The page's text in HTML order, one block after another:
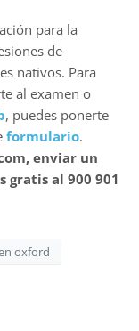
para la
de
nativos. Para
al examen o
, puedes ponerte
formulario.
enviar un
gratis al 900 901
oxford